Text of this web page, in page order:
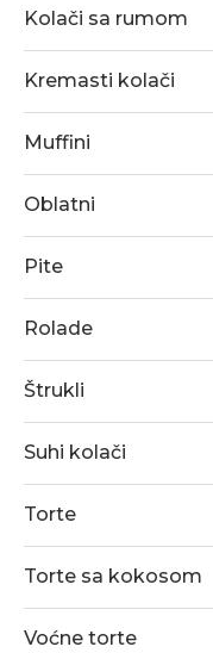
Kolači sa rumom
Kremasti kolači
Muffini
Oblatni
Pite
Rolade
Štrukli
Suhi kolači
Torte
Torte sa kokosom
Voćne torte